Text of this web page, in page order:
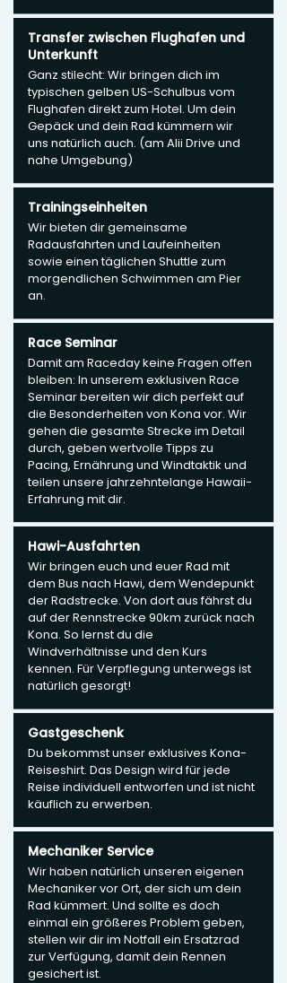
Transfer zwischen Flughafen und
Unterkunft
Ganz stilecht: Wir bringen dich im
typischen gelben US-Schulbus vom
Flughafen direkt zum Hotel. Um dein
Gepäck und dein Rad kümmern wir
uns natürlich auch. (am Alii Drive und
nahe Umgebung)
Trainingseinheiten
Wir bieten dir gemeinsame
Radausfahrten und Laufeinheiten
sowie einen täglichen Shuttle zum
morgendlichen Schwimmen am Pier
an.
Race Seminar
Damit am Raceday keine Fragen offen
bleiben: In unserem exklusiven Race
Seminar bereiten wir dich perfekt auf
die Besonderheiten von Kona vor. Wir
gehen die gesamte Strecke im Detail
durch, geben wertvolle Tipps zu
Pacing, Ernährung und Windtaktik und
teilen unsere jahrzehntelange Hawaii-
Erfahrung mit dir.
Hawi-Ausfahrten
Wir bringen euch und euer Rad mit
dem Bus nach Hawi, dem Wendepunkt
der Radstrecke. Von dort aus fährst du
auf der Rennstrecke 90km zurück nach
Kona. So lernst du die
Windverhältnisse und den Kurs
kennen. Für Verpflegung unterwegs ist
natürlich gesorgt!
Gastgeschenk
Du bekommst unser exklusives Kona-
Reiseshirt. Das Design wird für jede
Reise individuell entworfen und ist nicht
käuflich zu erwerben.
Mechaniker Service
Wir haben natürlich unseren eigenen
Mechaniker vor Ort, der sich um dein
Rad kümmert. Und sollte es doch
einmal ein größeres Problem geben,
stellen wir dir im Notfall ein Ersatzrad
zur Verfügung, damit dein Rennen
gesichert ist.